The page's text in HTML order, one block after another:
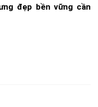
đẹp bền vững cần